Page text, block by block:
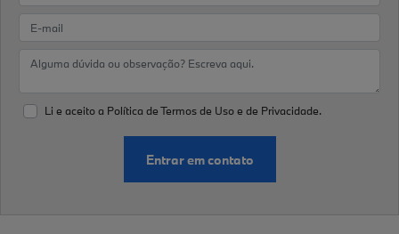
Li e aceito a Política de Termos de Uso e de Privacidade.
Entrar em contato